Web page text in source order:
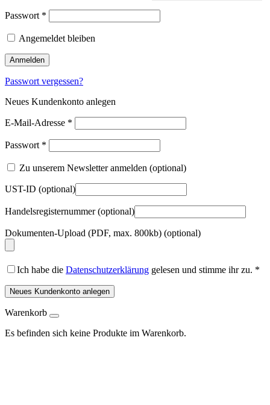
Passwort *
Angemeldet bleiben
Anmelden
Passwort vergessen?
Neues Kundenkonto anlegen
E-Mail-Adresse *
Passwort *
Zu unserem Newsletter anmelden (optional)
UST-ID (optional)
Handelsregisternummer(optional)
Dokumenten-Upload (PDF, max. 800kb) (optional)
Ich habe die Datenschutzerklärung gelesen und stimme ihr zu. *
Neues Kundenkonto anlegen
Warenkorb
Es befinden sich keine Produkte im Warenkorb.